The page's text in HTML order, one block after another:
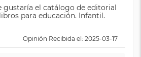
gustaría el catálogo de editorial
para educación. Infantil.
Opinión Recibida el: 2025-03-17